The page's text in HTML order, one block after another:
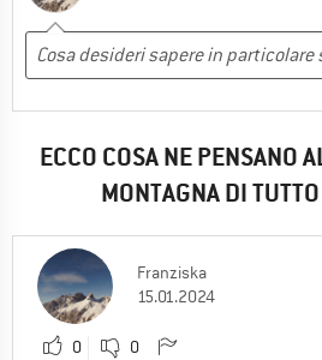
ECCO COSA NE PENSANO
MONTAGNA DI
Franziska
15.01.2024
0 0